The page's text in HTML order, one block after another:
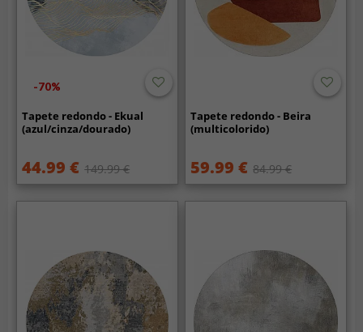
-70%
Tapete redondo - Ekual
(azul/cinza/dourado)
44.99 € 149.99 €
Tapete redondo - Beira
(multicolorido)
59.99 € 84.99 €